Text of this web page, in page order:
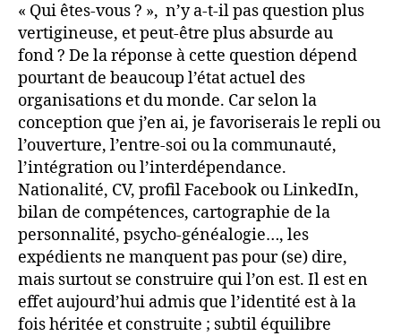
« Qui êtes-vous ? », n’y a-t-il pas question plus
vertigineuse, et peut-être plus absurde au
fond ? De la réponse à cette question dépend
pourtant de beaucoup l’état actuel des
organisations et du monde. Car selon la
conception que j’en ai, je favoriserais le repli ou
l’ouverture, l’entre-soi ou la communauté,
l’intégration ou l’interdépendance.
Nationalité, CV, profil Facebook ou LinkedIn,
bilan de compétences, cartographie de la
personnalité, psycho-généalogie…, les
expédients ne manquent pas pour (se) dire,
mais surtout se construire qui l’on est. Il est en
effet aujourd’hui admis que l’identité est à la
fois héritée et construite ; subtil équilibre